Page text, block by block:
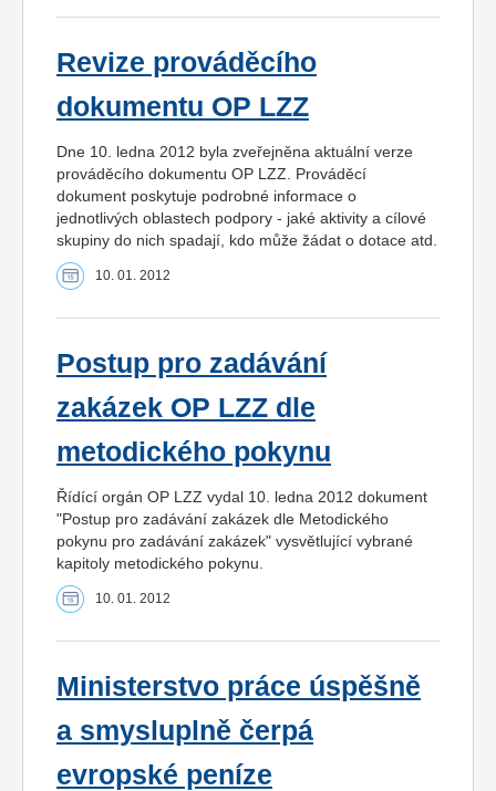
Revize prováděcího
dokumentu OP LZZ
Dne 10. ledna 2012 byla zveřejněna aktuální verze
prováděcího dokumentu OP LZZ. Prováděcí
dokument poskytuje podrobné informace o
jednotlivých oblastech podpory - jaké aktivity a cílové
skupiny do nich spadají, kdo může žádat o dotace atd.
10. 01. 2012
Postup pro zadávání
zakázek OP LZZ dle
metodického pokynu
Řídící orgán OP LZZ vydal 10. ledna 2012 dokument
"Postup pro zadávání zakázek dle Metodického
pokynu pro zadávání zakázek" vysvětlující vybrané
kapitoly metodického pokynu.
10. 01. 2012
Ministerstvo práce úspěšně
a smysluplně čerpá
evropské peníze